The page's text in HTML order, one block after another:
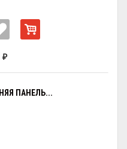
₽
ПАНЕЛЬ...